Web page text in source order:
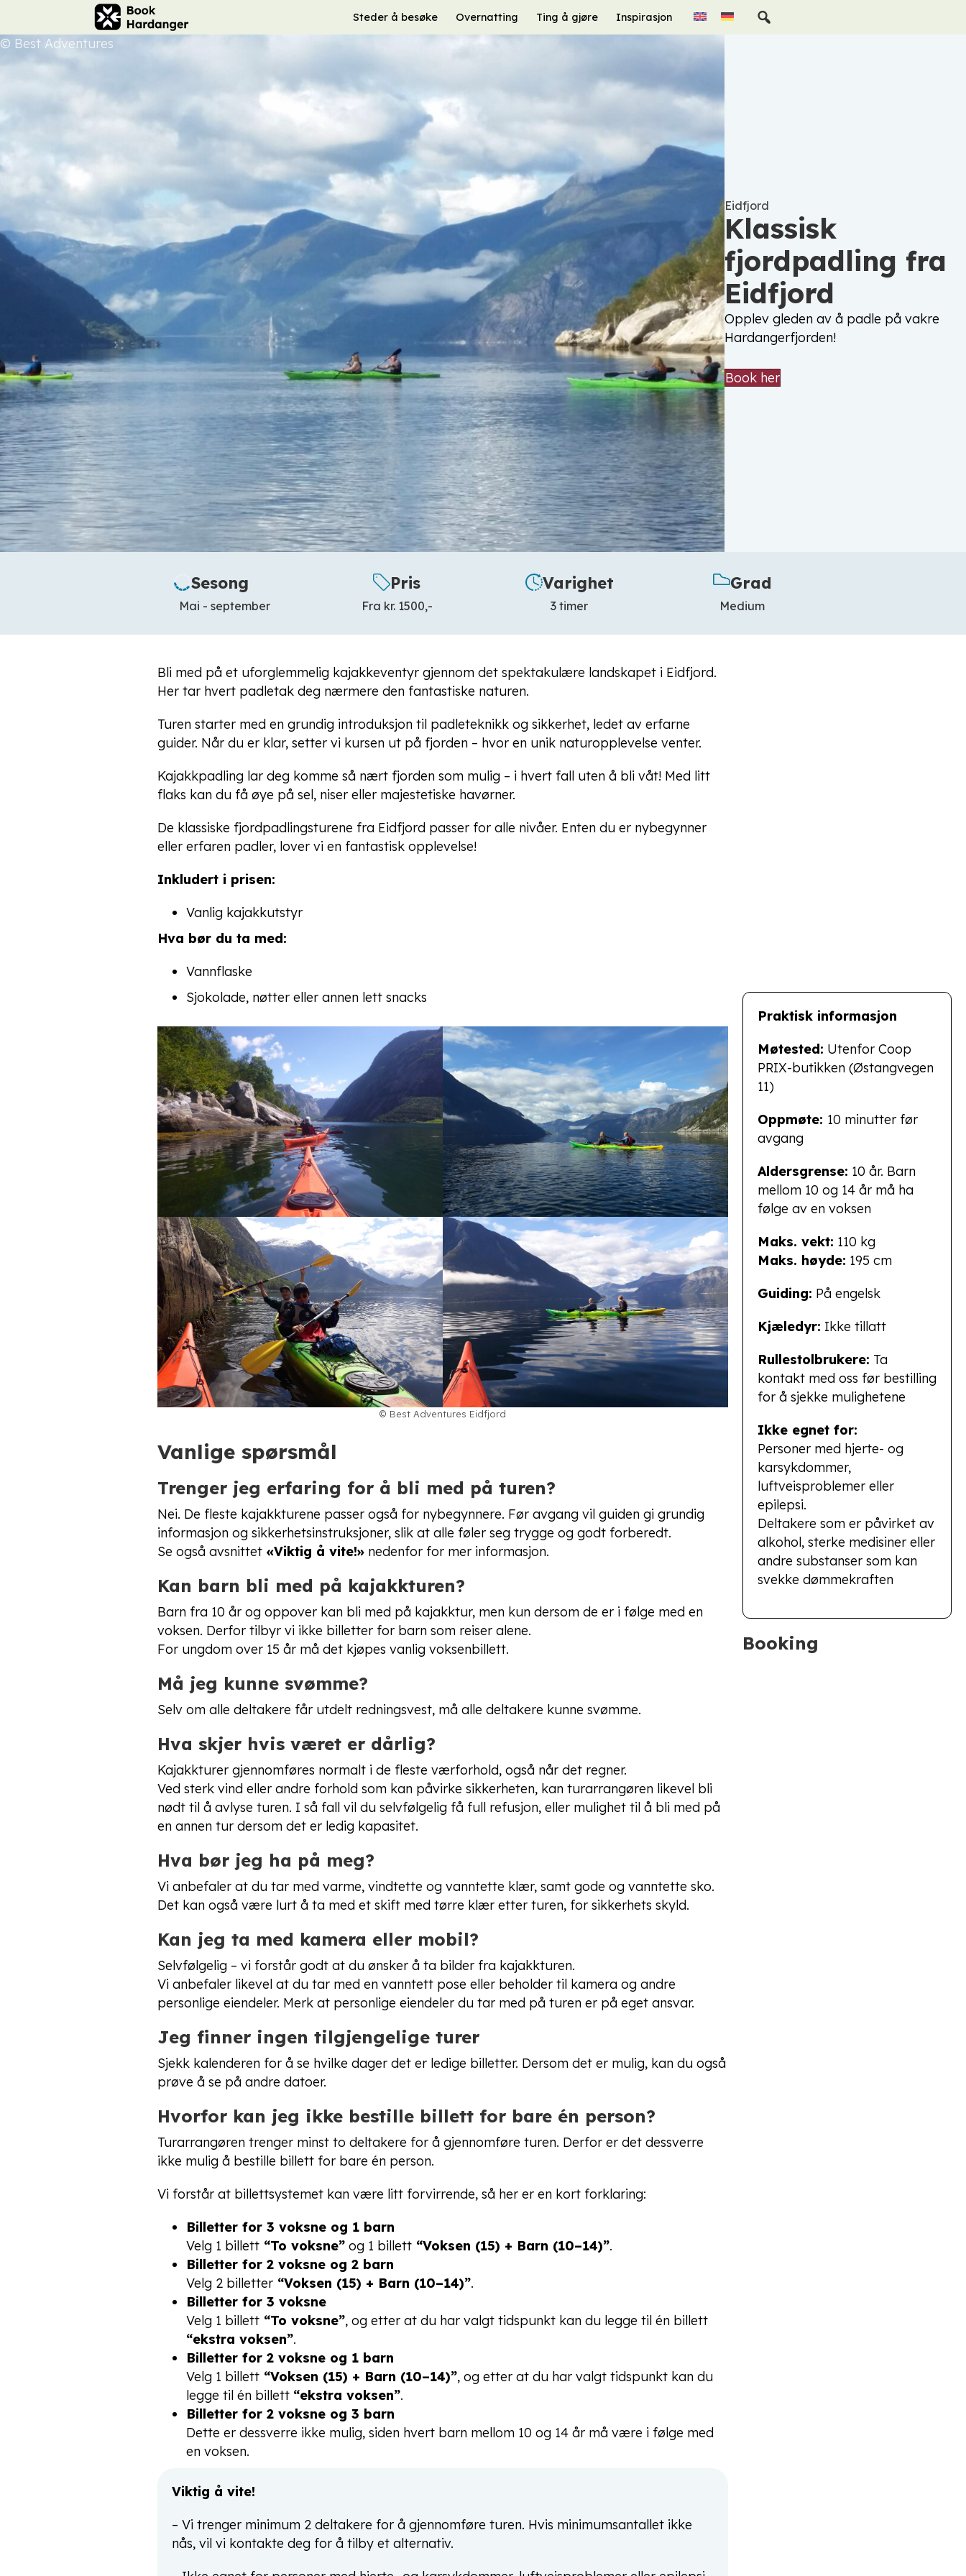
Steder å besøke Overnatting Ting å gjøre Inspirasjon
© Best Adventures
Eidfjord
Klassisk
fjordpadling fra
Eidfjord
Opplev gleden av å padle på vakre
Hardangerfjorden!
Book her
Sesong
Mai - september
Pris
Fra kr. 1500,-
Varighet
3 timer
Grad
Medium
Bli med på et uforglemmelig kajakkeventyr gjennom det spektakulære landskapet i Eidfjord.
Her tar hvert padletak deg nærmere den fantastiske naturen.
Turen starter med en grundig introduksjon til padleteknikk og sikkerhet, ledet av erfarne
guider. Når du er klar, setter vi kursen ut på fjorden – hvor en unik naturopplevelse venter.
Kajakkpadling lar deg komme så nært fjorden som mulig – i hvert fall uten å bli våt! Med litt
flaks kan du få øye på sel, niser eller majestetiske havørner.
De klassiske fjordpadlingsturene fra Eidfjord passer for alle nivåer. Enten du er nybegynner
eller erfaren padler, lover vi en fantastisk opplevelse!
Inkludert i prisen:
Vanlig kajakkutstyr
Hva bør du ta med:
Vannflaske
Sjokolade, nøtter eller annen lett snacks
© Best Adventures Eidfjord
Vanlige spørsmål
Trenger jeg erfaring for å bli med på turen?
Nei. De fleste kajakkturene passer også for nybegynnere. Før avgang vil guiden gi grundig
informasjon og sikkerhetsinstruksjoner, slik at alle føler seg trygge og godt forberedt.
Se også avsnittet «Viktig å vite!»nedenfor for mer informasjon.
Kan barn bli med på kajakkturen?
Barn fra 10 år og oppover kan bli med på kajakktur, men kun dersom de er i følge med en
voksen. Derfor tilbyr vi ikke billetter for barn som reiser alene.
For ungdom over 15 år må det kjøpes vanlig voksenbillett.
Må jeg kunne svømme?
Selv om alle deltakere får utdelt redningsvest, må alle deltakere kunne svømme.
Hva skjer hvis været er dårlig?
Kajakkturer gjennomføres normalt i de fleste værforhold, også når det regner.
Ved sterk vind eller andre forhold som kan påvirke sikkerheten, kan turarrangøren likevel bli
nødt til å avlyse turen. I så fall vil du selvfølgelig få full refusjon, eller mulighet til å bli med på
en annen tur dersom det er ledig kapasitet.
Hva bør jeg ha på meg?
Vi anbefaler at du tar med varme, vindtette og vanntette klær, samt gode og vanntette sko.
Det kan også være lurt å ta med et skift med tørre klær etter turen, for sikkerhets skyld.
Kan jeg ta med kamera eller mobil?
Selvfølgelig – vi forstår godt at du ønsker å ta bilder fra kajakkturen.
Vi anbefaler likevel at du tar med en vanntett pose eller beholder til kamera og andre
personlige eiendeler. Merk at personlige eiendeler du tar med på turen er på eget ansvar.
Jeg finner ingen tilgjengelige turer
Sjekk kalenderen for å se hvilke dager det er ledige billetter. Dersom det er mulig, kan du også
prøve å se på andre datoer.
Hvorfor kan jeg ikke bestille billett for bare én person?
Turarrangøren trenger minst to deltakere for å gjennomføre turen. Derfor er det dessverre
ikke mulig å bestille billett for bare én person.
Vi forstår at billettsystemet kan være litt forvirrende, så her er en kort forklaring:
Billetter for 3 voksne og 1 barn
Velg 1 billett“To voksne”og 1 billett“Voksen (15) + Barn (10–14)”.
Billetter for 2 voksne og 2 barn
Velg 2 billetter“Voksen (15) + Barn (10–14)”.
Billetter for 3 voksne
Velg 1 billett“To voksne”, og etter at du har valgt tidspunkt kan du legge til én billett
“ekstra voksen”.
Billetter for 2 voksne og 1 barn
Velg 1 billett“Voksen (15) + Barn (10–14)”, og etter at du har valgt tidspunkt kan du
legge til én billett “ekstra voksen”.
Billetter for 2 voksne og 3 barn
Dette er dessverre ikke mulig, siden hvert barn mellom 10 og 14 år må være i følge med
en voksen.
Viktig å vite!
– Vi trenger minimum 2 deltakere for å gjennomføre turen. Hvis minimumsantallet ikke
nås, vil vi kontakte deg for å tilby et alternativ.
Praktisk informasjon
Møtested: Utenfor Coop
PRIX-butikken (Østangvegen
11)
Oppmøte: 10 minutter før
avgang
Aldersgrense: 10 år. Barn
mellom 10 og 14 år må ha
følge av en voksen
Maks. vekt: 110 kg
Maks. høyde: 195 cm
Guiding: På engelsk
Kjæledyr: Ikke tillatt
Rullestolbrukere: Ta
kontakt med oss før bestilling
for å sjekke mulighetene
Ikke egnet for:
Personer med hjerte- og
karsykdommer,
luftveisproblemer eller
epilepsi.
Deltakere som er påvirket av
alkohol, sterke medisiner eller
andre substanser som kan
svekke dømmekraften
Booking